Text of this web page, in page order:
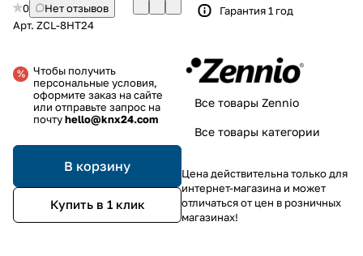
0
Нет отзывов
Арт. ZCL-8HT24
Чтобы получить
персональные условия,
оформите заказ на сайте
или отправьте запрос на
почтуhello@knx24.com
В корзину
Купить в 1 клик
Гарантия 1 год
Все товары Zennio
Все товары категории
Цена действительна только для
интернет-магазина и может
отличаться от цен в розничных
магазинах!